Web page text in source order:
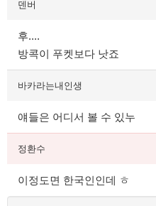
덴버
후....
방콕이 푸켓보다 낫죠
바카라는내인생
얘들은 어디서 볼 수 있누
정환수
이정도면 한국인인데 ㅎ